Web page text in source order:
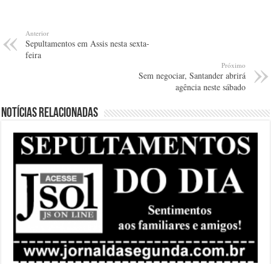
Anterior
Sepultamentos em Assis nesta sexta-
feira
Próximo
Sem negociar, Santander abrirá
agência neste sábado
Notícias relacionadas